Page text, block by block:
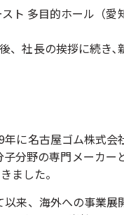
ト 多目的ホール（愛
、社長の挨拶に続き､
に名古屋ゴム株式会
分野の専門メーカー
ました。
来、海外への事業展